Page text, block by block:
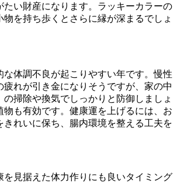
たい財産になります。ラッキーカラーの
を持ち歩くとさらに縁が深まるでしょ
な体調不良が起こりやすい年です。慢性
疲れが引き金になりそうですが、家の中
掃除や換気でしっかりと防御しましょ
物も有効です。健康運を上げるには、お
きれいに保ち、腸内環境を整える工夫を
を見据えた体力作りにも良いタイミング